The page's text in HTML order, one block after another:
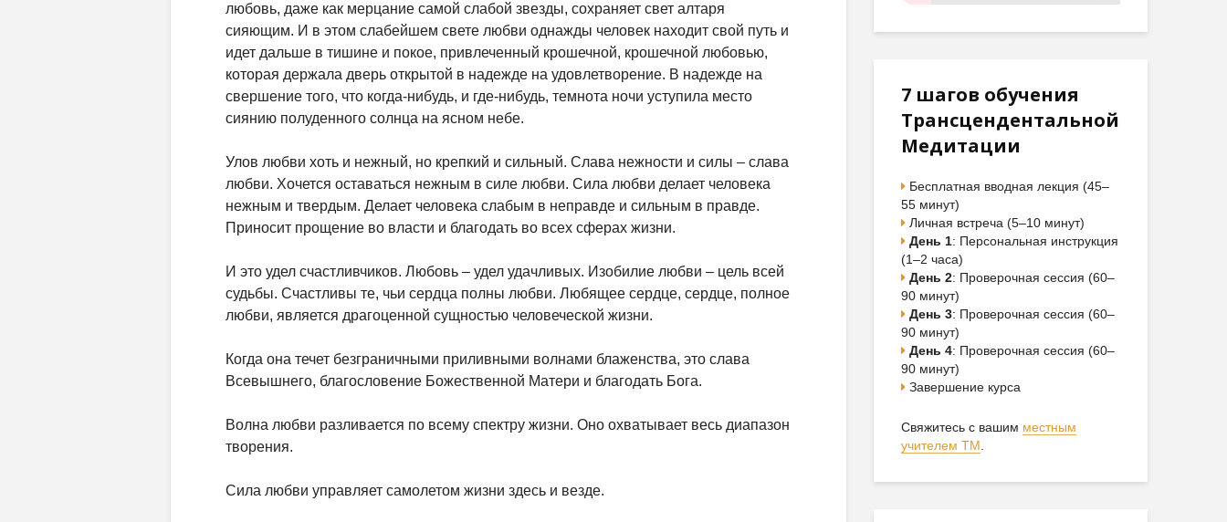
любовь, даже как мерцание самой слабой звезды, сохраняет свет алтаря
сияющим. И в этом слабейшем свете любви однажды человек находит свой путь и
идет дальше в тишине и покое, привлеченный крошечной, крошечной любовью,
которая держала дверь открытой в надежде на удовлетворение. В надежде на
свершение того, что когда-нибудь, и где-нибудь, темнота ночи уступила место
сиянию полуденного солнца на ясном небе.
Улов любви хоть и нежный, но крепкий и сильный. Слава нежности и силы – слава
любви. Хочется оставаться нежным в силе любви. Сила любви делает человека
нежным и твердым. Делает человека слабым в неправде и сильным в правде.
Приносит прощение во власти и благодать во всех сферах жизни.
И это удел счастливчиков. Любовь – удел удачливых. Изобилие любви – цель всей
судьбы. Счастливы те, чьи сердца полны любви. Любящее сердце, сердце, полное
любви, является драгоценной сущностью человеческой жизни.
Когда она течет безграничными приливными волнами блаженства, это слава
Всевышнего, благословение Божественной Матери и благодать Бога.
Волна любви разливается по всему спектру жизни. Оно охватывает весь диапазон
творения.
Сила любви управляет самолетом жизни здесь и везде.
7 шагов обучения
Трансцендентальной
Медитации
Бесплатная вводная лекция (45–
55 минут)
Личная встреча (5–10 минут)
День 1: Персональная инструкция
(1–2 часа)
День 2: Проверочная сессия (60–
90 минут)
День 3: Проверочная сессия (60–
90 минут)
День 4: Проверочная сессия (60–
90 минут)
Завершение курса
Свяжитесь с вашим местным
учителем ТМ